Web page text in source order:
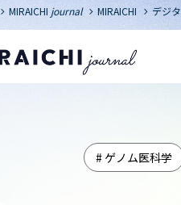
chevron_right MIRAICHI journal chevron_right MIRAICHI chevron_right デジ
# ゲノム医科学